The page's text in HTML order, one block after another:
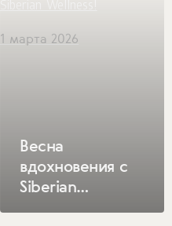
Весна
вдохновения с
Siberian
1 марта 2026